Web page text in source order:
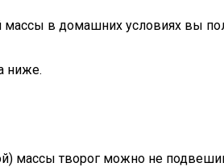
в домашних условиях вы
ниже.
массы творог можно не